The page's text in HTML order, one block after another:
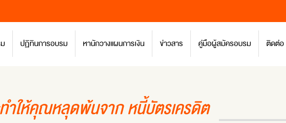
ปฏิทินการอบรม หานักวางแผนการเงิน ข่าวสาร คู่มือผู้สมัครอบรม ติดต่อ
ำให้คุณหลุดพ้นจาก หนี้บัตรเครดิต